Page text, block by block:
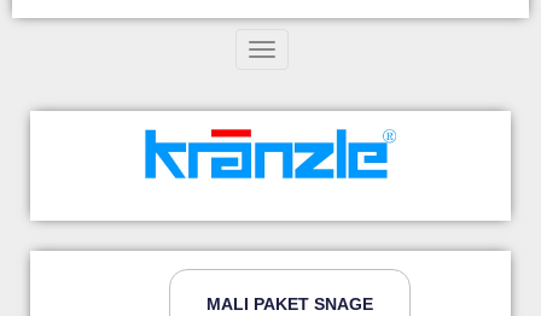
Toggle navigation
MALI PAKET SNAGE